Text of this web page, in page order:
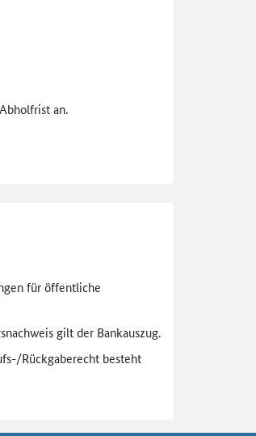
an.
für öffentliche
gilt der Bankauszug.
/Rückgaberecht besteht